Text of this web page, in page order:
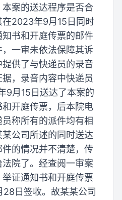
案的送达程序是否合
在2023年9月15日同时
书和开庭传票的邮件
一审未依法保障其诉
供了与快递员的录音
，录音内容中快递员
9月15日送达了本案的
开庭传票，后本院电
称所有的派件均有相
公司所述的同时送达
的情况并不清楚，传
院了。经查阅一审案
证通知书和开庭传票
日签收。故某某公司